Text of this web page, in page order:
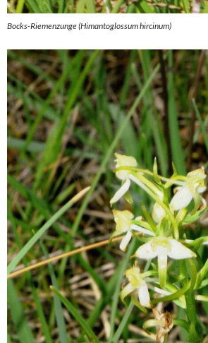
Bocks-Riemenzunge (Himantoglossum hircinum)